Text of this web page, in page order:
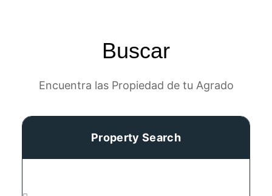
Buscar
Encuentra las Propiedad de tu Agrado
Property Search